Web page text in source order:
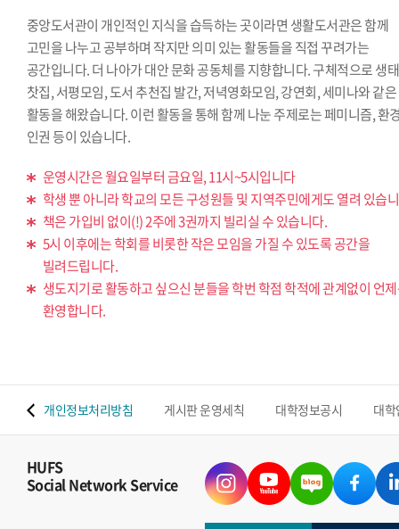
중앙도서관이 개인적인 지식을 습득하는 곳이라면 생활도서관은 함께
고민을 나누고 공부하며 작지만 의미 있는 활동들을 직접 꾸려가는
공간입니다. 더 나아가 대안 문화 공동체를 지향합니다. 구체적으로 생태
찻집, 서평모임, 도서 추천집 발간, 저녁영화모임, 강연회, 세미나와 같은
활동을 해왔습니다. 이런 활동을 통해 함께 나눈 주제로는 페미니즘, 환
인권 등이 있습니다.
운영시간은 월요일부터 금요일, 11시~5시입니다
학생 뿐 아니라 학교의 모든 구성원들 및 지역주민에게도 열려 있습
책은 가입비 없이(!) 2주에 3권까지 빌리실 수 있습니다.
5시 이후에는 학회를 비롯한 작은 모임을 가질 수 있도록 공간을
빌려드립니다.
생도지기로 활동하고 싶으신 분들을 학번 학점 학적에 관계없이 언
환영합니다.
개인정보처리방침 게시판 운영세칙 대학정보공시 대
HUFS
Social Network Service